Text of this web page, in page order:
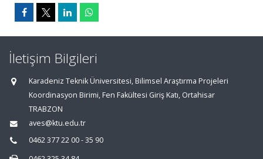
İletişim Bilgileri
Karadeniz Teknik Üniversitesi, Bilimsel Araştırma Projeleri
Koordinasyon Birimi, Fen Fakültesi Giriş Katı, Ortahisar
TRABZON
aves@ktu.edu.tr
0462 377 22 00 - 35 90